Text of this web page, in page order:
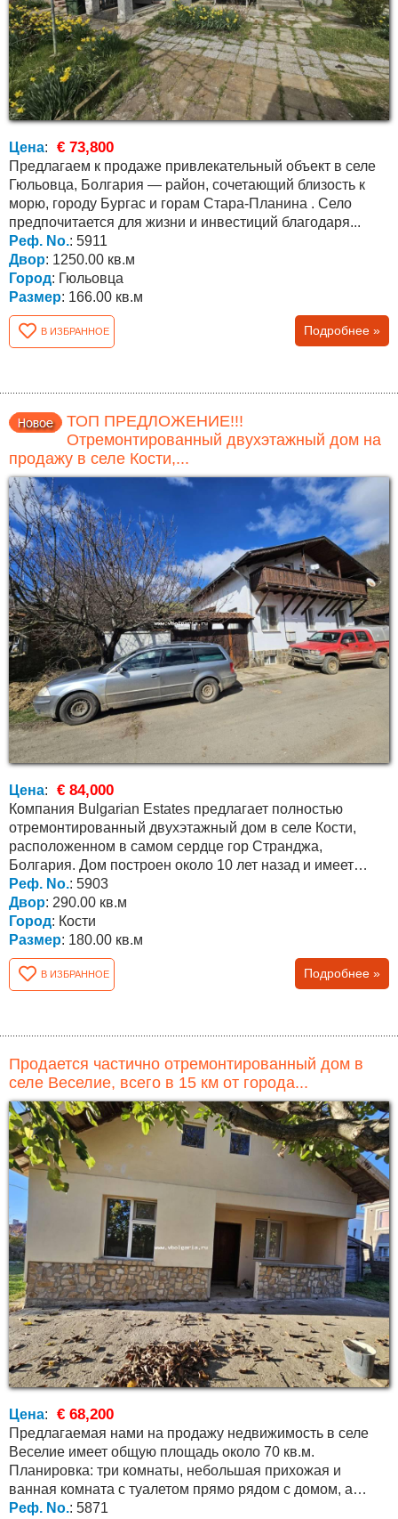
Цена: € 73,800
Предлагаем к продаже привлекательный объект в селе
Гюльовца, Болгария — район, сочетающий близость к
морю, городу Бургас и горам Стара-Планина . Село
предпочитается для жизни и инвестиций благодаря...
Реф. No.: 5911
Двор: 1250.00 кв.м
Город: Гюльовца
Размер: 166.00 кв.м
В ИЗБРАННОЕ Подробнее »
ТОП ПРЕДЛОЖЕНИЕ!!!
Отремонтированный двухэтажный дом на
продажу в селе Кости,...
Цена: € 84,000
Компания Bulgarian Estates предлагает полностью
отремонтированный двухэтажный дом в селе Кости,
расположенном в самом сердце гор Странджа,
Болгария. Дом построен около 10 лет назад и имеет
железобетонные...
Реф. No.: 5903
Двор: 290.00 кв.м
Город: Кости
Размер: 180.00 кв.м
В ИЗБРАННОЕ Подробнее »
Продается частично отремонтированный дом в
селе Веселие, всего в 15 км от города...
Цена: € 68,200
Предлагаемая нами на продажу недвижимость в селе
Веселие имеет общую площадь около 70 кв.м.
Планировка: три комнаты, небольшая прихожая и
ванная комната с туалетом прямо рядом с домом, а
также есть...
Реф. No.: 5871